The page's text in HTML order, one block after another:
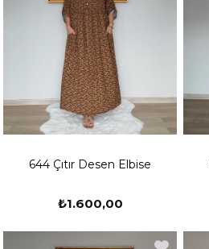
644 Çıtır Desen Elbise
₺1.600,00